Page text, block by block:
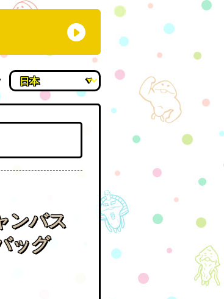
ンバス
ッグ